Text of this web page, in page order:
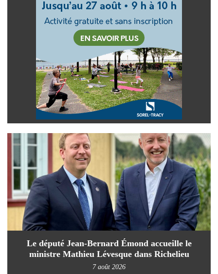
Le député Jean-Bernard Émond accueille le
ministre Mathieu Lévesque dans Richelieu
7 août 2026